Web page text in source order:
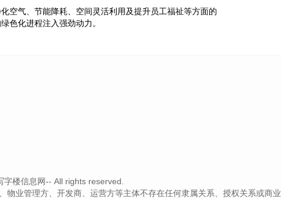
空气、节能降耗、空间灵活利用及提升员工福祉等方面的
色化进程注入强劲动力。
楼信息网-- All rights reserved.
业管理方、开发商、运营方等主体不存在任何隶属关系、授权关系或商业